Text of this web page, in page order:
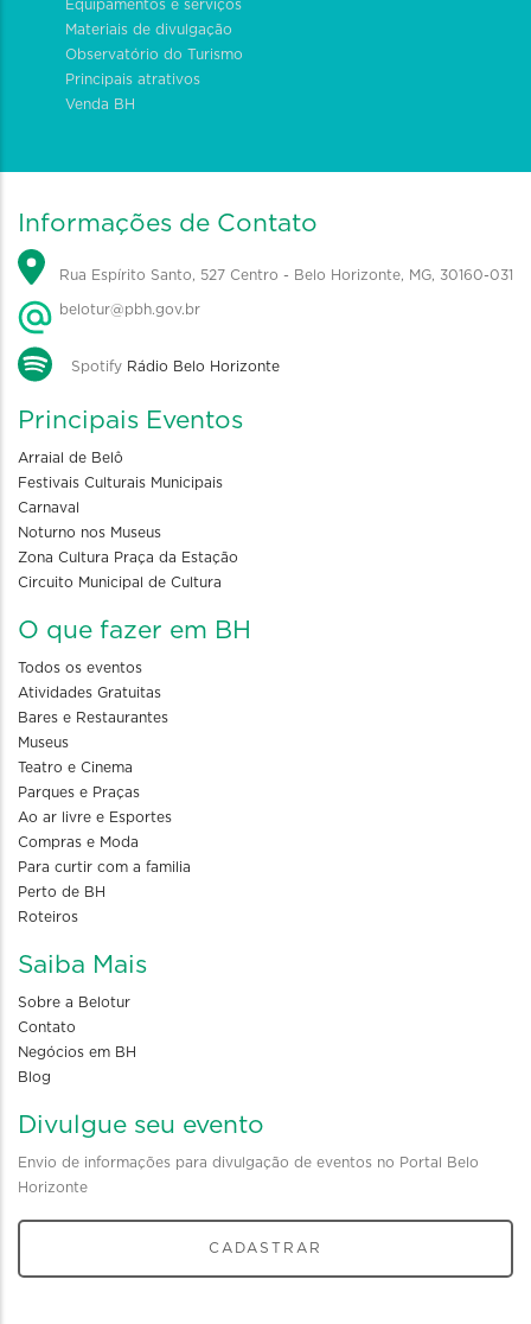
Equipamentos e serviços
Materiais de divulgação
Observatório do Turismo
Principais atrativos
Venda BH
Informações de Contato
Rua Espírito Santo, 527 Centro - Belo Horizonte, MG, 30160-031
belotur@pbh.gov.br
Spotify Rádio Belo Horizonte
Principais Eventos
Arraial de Belô
Festivais Culturais Municipais
Carnaval
Noturno nos Museus
Zona Cultura Praça da Estação
Circuito Municipal de Cultura
O que fazer em BH
Todos os eventos
Atividades Gratuitas
Bares e Restaurantes
Museus
Teatro e Cinema
Parques e Praças
Ao ar livre e Esportes
Compras e Moda
Para curtir com a familia
Perto de BH
Roteiros
Saiba Mais
Sobre a Belotur
Contato
Negócios em BH
Blog
Divulgue seu evento
Envio de informações para divulgação de eventos no Portal Belo
Horizonte
CADASTRAR